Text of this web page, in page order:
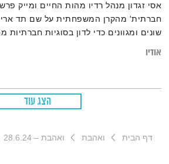
אסי זגדון מנהל רדיו מהות החיים ומייק
חברתית' מהקרן המשפחתית על שם תד
שונים ומגוונים כדי לדון בסוגיות
אודיו
הצג עוד
דף הבית ואהבת ואהבת – 28.6.24